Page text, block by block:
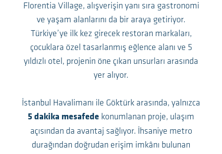
Florentia Village, alışverişin yanı sıra gastronomi
ve yaşam alanlarını da bir araya getiriyor.
Türkiye’ye ilk kez girecek restoran markaları,
çocuklara özel tasarlanmış eğlence alanı ve 5
yıldızlı otel, projenin öne çıkan unsurları arasında
yer alıyor.
İstanbul Havalimanı ile Göktürk arasında, yalnızca
5 dakika mesafede konumlanan proje, ulaşım
açısından da avantaj sağlıyor. İhsaniye metro
durağından doğrudan erişim imkânı bulunan